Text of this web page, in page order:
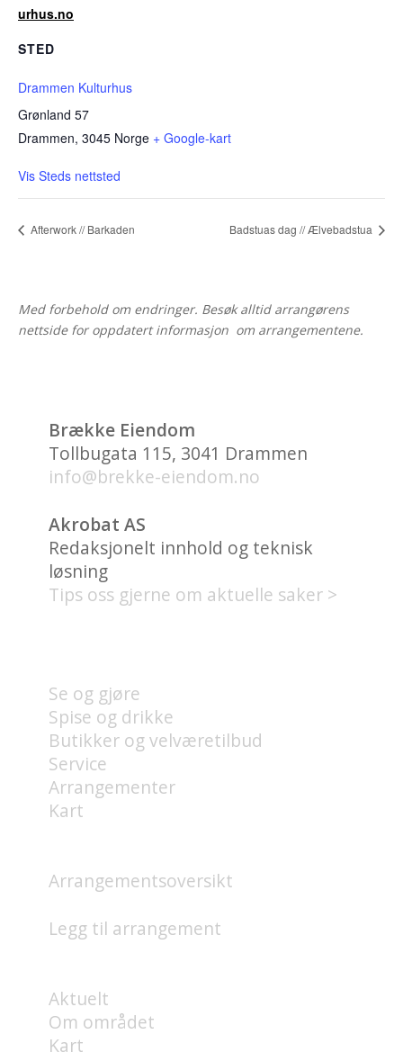
urhus.no
STED
Drammen Kulturhus
Grønland 57
Drammen, 3045 Norge + Google-kart
Vis Steds nettsted
Afterwork // Barkaden Badstuas dag // Ælvebadstua
Med forbehold om endringer. Besøk alltid arrangørens
nettside for oppdatert informasjon om arrangementene.
Brække Eiendom
Tollbugata 115, 3041 Drammen
info@brekke-eiendom.no
Akrobat AS
Redaksjonelt innhold og teknisk
løsning
Tips oss gjerne om aktuelle saker >
Se og gjøre
Spise og drikke
Butikker og velværetilbud
Service
Arrangementer
Kart
Arrangementsoversikt
Legg til arrangement
Aktuelt
Om området
Kart